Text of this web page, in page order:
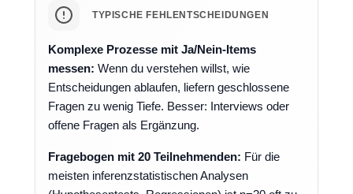
TYPISCHE FEHLENTSCHEIDUNGEN
Komplexe Prozesse mit Ja/Nein-Items
messen: Wenn du verstehen willst, wie
Entscheidungen ablaufen, liefern geschlossene
Fragen zu wenig Tiefe. Besser: Interviews oder
offene Fragen als Ergänzung.
Fragebogen mit 20 Teilnehmenden: Für die
meisten inferenzstatistischen Analysen